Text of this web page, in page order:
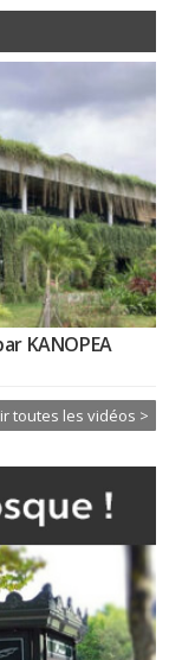
KANOPEA
toutes les vidéos >